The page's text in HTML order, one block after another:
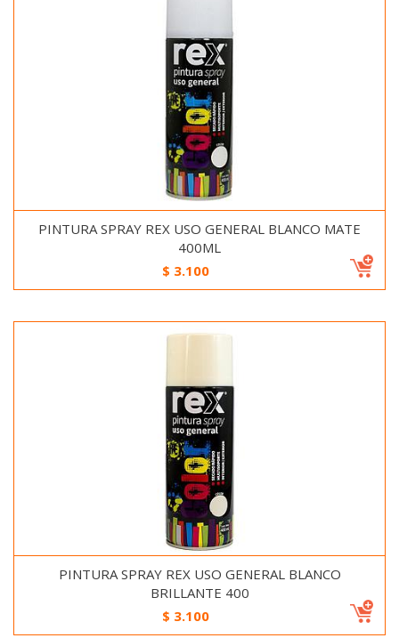
PINTURA SPRAY REX USO GENERAL BLANCO MATE
400ML
$ 3.100
PINTURA SPRAY REX USO GENERAL BLANCO
BRILLANTE 400
$ 3.100